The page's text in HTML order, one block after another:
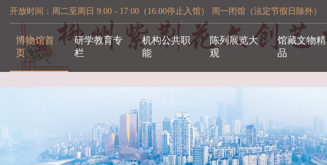
开放时间：周二至周日 9:00 - 17:00（16:00停止入馆） 周一闭馆（法定节假日除外）
博物馆首
页
研学教育专
栏
机构公共职
能
陈列展览大
观
馆藏文物精
品